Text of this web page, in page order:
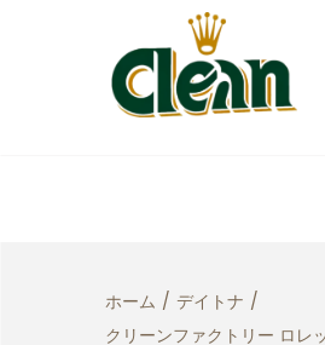
ホーム / デイトナ /
クリーンファクトリー ロレ